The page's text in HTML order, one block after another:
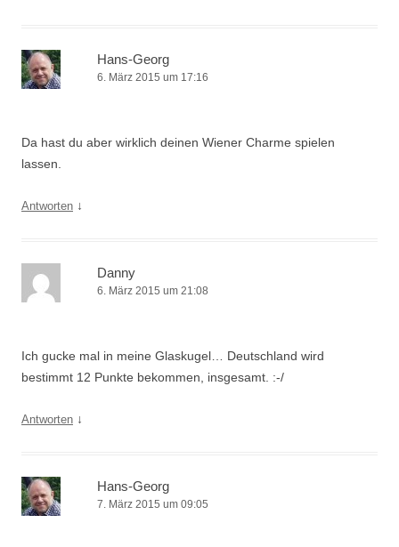
Hans-Georg
6. März 2015 um 17:16
Da hast du aber wirklich deinen Wiener Charme spielen
lassen.
Antworten ↓
Danny
6. März 2015 um 21:08
Ich gucke mal in meine Glaskugel… Deutschland wird
bestimmt 12 Punkte bekommen, insgesamt. :-/
Antworten ↓
Hans-Georg
7. März 2015 um 09:05